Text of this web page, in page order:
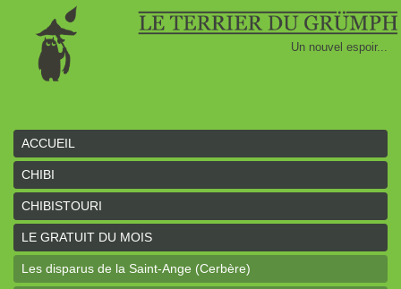
Un nouvel espoir...
ACCUEIL
CHIBI
CHIBISTOURI
LE GRATUIT DU MOIS
Les disparus de la Saint-Ange (Cerbère)